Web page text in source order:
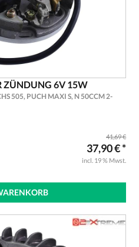
ZÜNDUNG 6V 15W
505, PUCH MAXI S, N 50CCM 2-
41,69 €
37,90 € *
incl. 19 % Mwst.